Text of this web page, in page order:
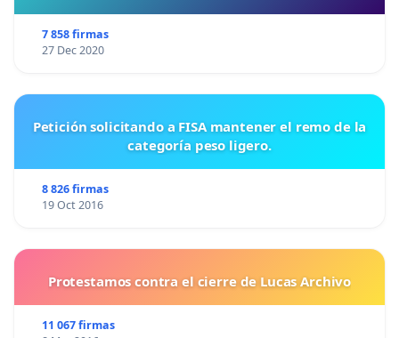
7 858 firmas
27 Dec 2020
Petición solicitando a FISA mantener el remo de la
categoría peso ligero.
8 826 firmas
19 Oct 2016
Protestamos contra el cierre de Lucas Archivo
11 067 firmas